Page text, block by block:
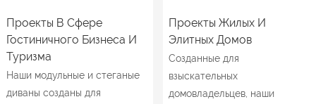
Проекты В Сфере
Гостиничного Бизнеса И
Туризма
Наши модульные и стеганые
диваны созданы для
Проекты Жилых И
Элитных Домов
Созданные для
взыскательных
домовладельцев, наши